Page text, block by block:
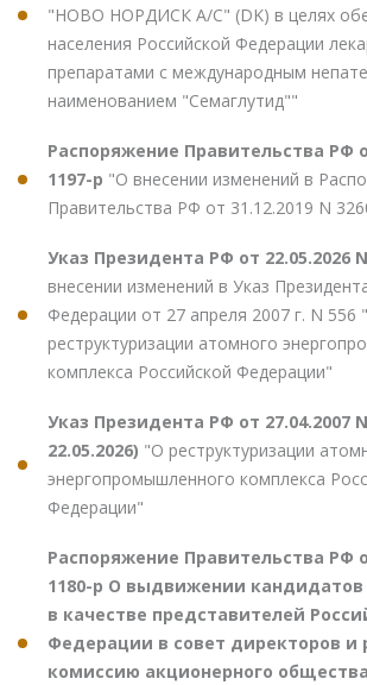
"НОВО НОРДИСК А/С" (DK) в целях
населения Российской Федерации
препаратами с международным
наименованием "Семаглутид""
Распоряжение Правительства РФ
1197-р "О внесении изменений в
Правительства РФ от 31.12.2019 N
Указ Президента РФ от 22.05.2026
внесении изменений в Указ
Федерации от 27 апреля 2007 г. N 556
реструктуризации атомного
комплекса Российской Федерации"
Указ Президента РФ от 27.04.2007
22.05.2026) "О реструктуризации
энергопромышленного комплекса
Федерации"
Распоряжение Правительства РФ
1180-р О выдвижении кандидатов
в качестве представителей
Федерации в совет директоров и
комиссию акционерного общества